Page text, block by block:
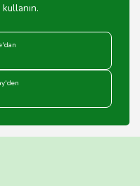
kullanın.